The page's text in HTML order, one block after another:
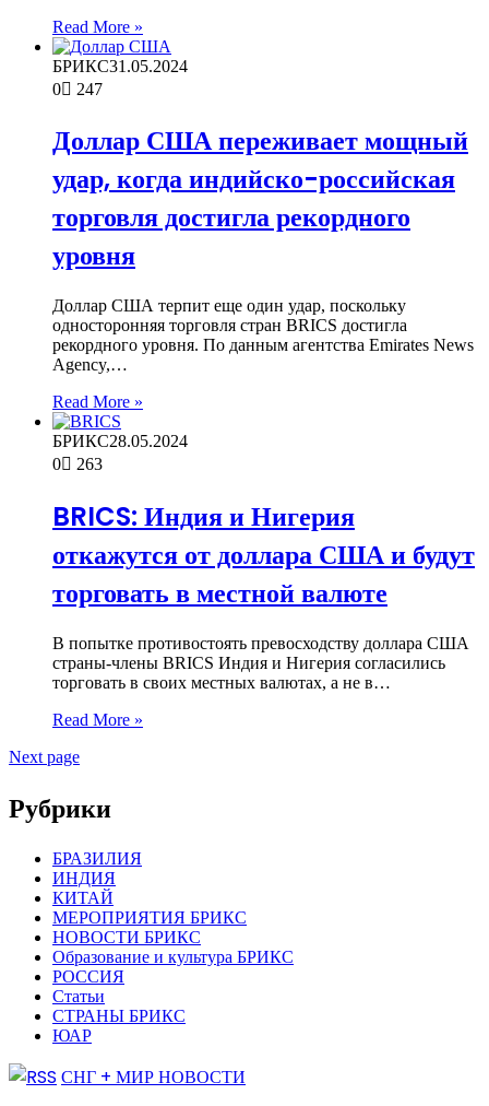
Read More »
БРИКС31.05.2024
0
247
Доллар США переживает мощный
удар, когда индийско-российская
торговля достигла рекордного
уровня
Доллар США терпит еще один удар, поскольку
односторонняя торговля стран BRICS достигла
рекордного уровня. По данным агентства Emirates News
Agency,…
Read More »
БРИКС28.05.2024
0
263
BRICS: Индия и Нигерия
откажутся от доллара США и будут
торговать в местной валюте
В попытке противостоять превосходству доллара США
страны-члены BRICS Индия и Нигерия согласились
торговать в своих местных валютах, а не в…
Read More »
Next page
Рубрики
БРАЗИЛИЯ
ИНДИЯ
КИТАЙ
МЕРОПРИЯТИЯ БРИКС
НОВОСТИ БРИКС
Образование и культура БРИКС
РОССИЯ
Статьи
СТРАНЫ БРИКС
ЮАР
СНГ + МИР НОВОСТИ